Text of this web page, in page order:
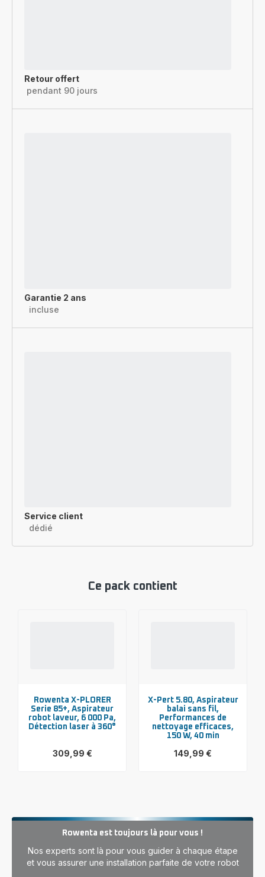
Retour offert
pendant 90 jours
Garantie 2 ans
incluse
Service client
dédié
Ce pack contient
Rowenta X-PLORER
Serie 85+, Aspirateur
robot laveur, 6 000 Pa,
Détection laser à 360°
309,99 €
Serie 85+,
6 000 Pa,
Détection
X-Pert 5.80, Aspirateur
balai sans fil,
Performances de
nettoyage efficaces,
150 W, 40 min
149,99 €
Aspirateur
sans
Performances
de
nettoyage
Rowenta est toujours là pour vous !
Nos experts sont là pour vous guider à chaque étape
et vous assurer une installation parfaite de votre robot